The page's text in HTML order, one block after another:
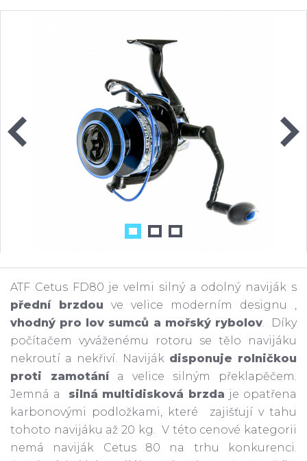
ATF Cetus FD80 je velmi silný a odolný naviják s
přední brzdou ve velice moderním designu ,
vhodný pro lov sumců a mořský rybolov. Díky
počítačem vyváženému rotoru se tělo navijáku
nekroutí a nekřiví. Naviják disponuje rolničkou
proti zamotání a velice silným překlapěčem.
Jemná a silná multidisková brzda je opatřena
karbonovými podložkami, které zajišťují v tahu
tohoto navijáku až 20 kg. V této cenové kategorii
nemá naviják Cetus 80 na trhu konkurenci.